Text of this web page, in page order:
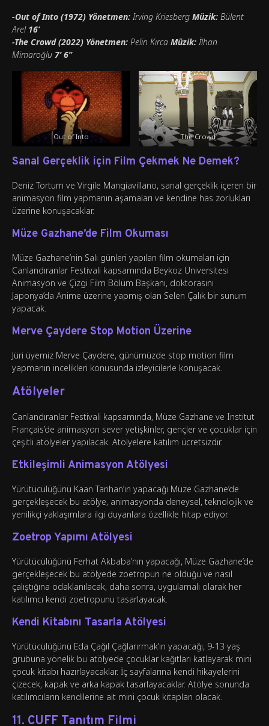
-Out of Into (1972) Yönetmen: Irving Kriesberg Müzik: Bülent
Arel16’
-The Crowd (2022) Yönetmen: Pelin Kırca Müzik: İlhan
Mimaroğlu 7’ 6’’
Out of Into The Crowd
Sanal Gerçeklik için Film Çekmek Ne Demek?
Deniz Tortum ve Virgile Mangiavillano, sanal gerçeklik içeren bir
animasyon film yapmanın aşamaları ve kendine has zorlukları
üzerine konuşacaklar.
Müze Gazhane’de Film Okuması
Müze Gazhane’nin Salı günleri yapılan film okumaları için
Canlandıranlar Festivali kapsamında Beykoz Üniversitesi
Animasyon ve Çizgi Film Bölüm Başkanı, doktorasını
Japonya’da Anime üzerine yapmış olan Selen Çalık bir sunum
yapacak.
Merve Çaydere Stop Motion Üzerine
Jüri üyemiz Merve Çaydere, günümüzde stop motion film
yapmanın incelikleri konusunda izleyicilerle konuşacak.
Atölyeler
Canlandıranlar Festivali kapsamında, Müze Gazhane ve Institut
Français’de animasyon sever yetişkinler, gençler ve çocuklar için
çeşitli atölyeler yapılacak. Atölyelere katılım ücretsizdir.
Etkileşimli Animasyon Atölyesi
Yürütücülüğünü Kaan Tanhan’ın yapacağı Müze Gazhane’de
gerçekleşecek bu atölye, animasyonda deneysel, teknolojik ve
yenilikçi yaklaşımlara ilgi duyanlara özellikle hitap ediyor.
Zoetrop Yapımı Atölyesi
Yürütücülüğünü Ferhat Akbaba’nın yapacağı, Müze Gazhane’de
gerçekleşecek bu atölyede zoetropun ne olduğu ve nasıl
çalıştığına odaklanılacak, daha sonra, uygulamalı olarak her
katılımcı kendi zoetropunu tasarlayacak.
Kendi Kitabını Tasarla Atölyesi
Yürütücülüğünü Eda Çağıl Çağlarırmak’ın yapacağı, 9-13 yaş
grubuna yönelik bu atölyede çocuklar kağıtları katlayarak mini
çocuk kitabı hazırlayacaklar. İç sayfalarına kendi hikayelerini
çizecek, kapak ve arka kapak tasarlayacaklar. Atölye sonunda
katılımcıların kendilerine ait mini çocuk kitapları olacak.
11. CUFF Tanıtım Filmi